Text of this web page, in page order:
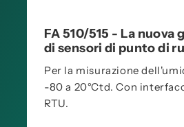
FA 510/515 - La nuova
di sensori di punto di
Per la misurazione
-80 a 20°Ctd. Con
RTU.